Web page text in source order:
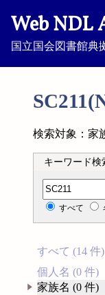
Web NDL
国立国会図書館典
検索対象：家
キーワード検
分類記号検索
すべて
すべて (14 件)
個人名 (0 件)
家族名 (0 件)